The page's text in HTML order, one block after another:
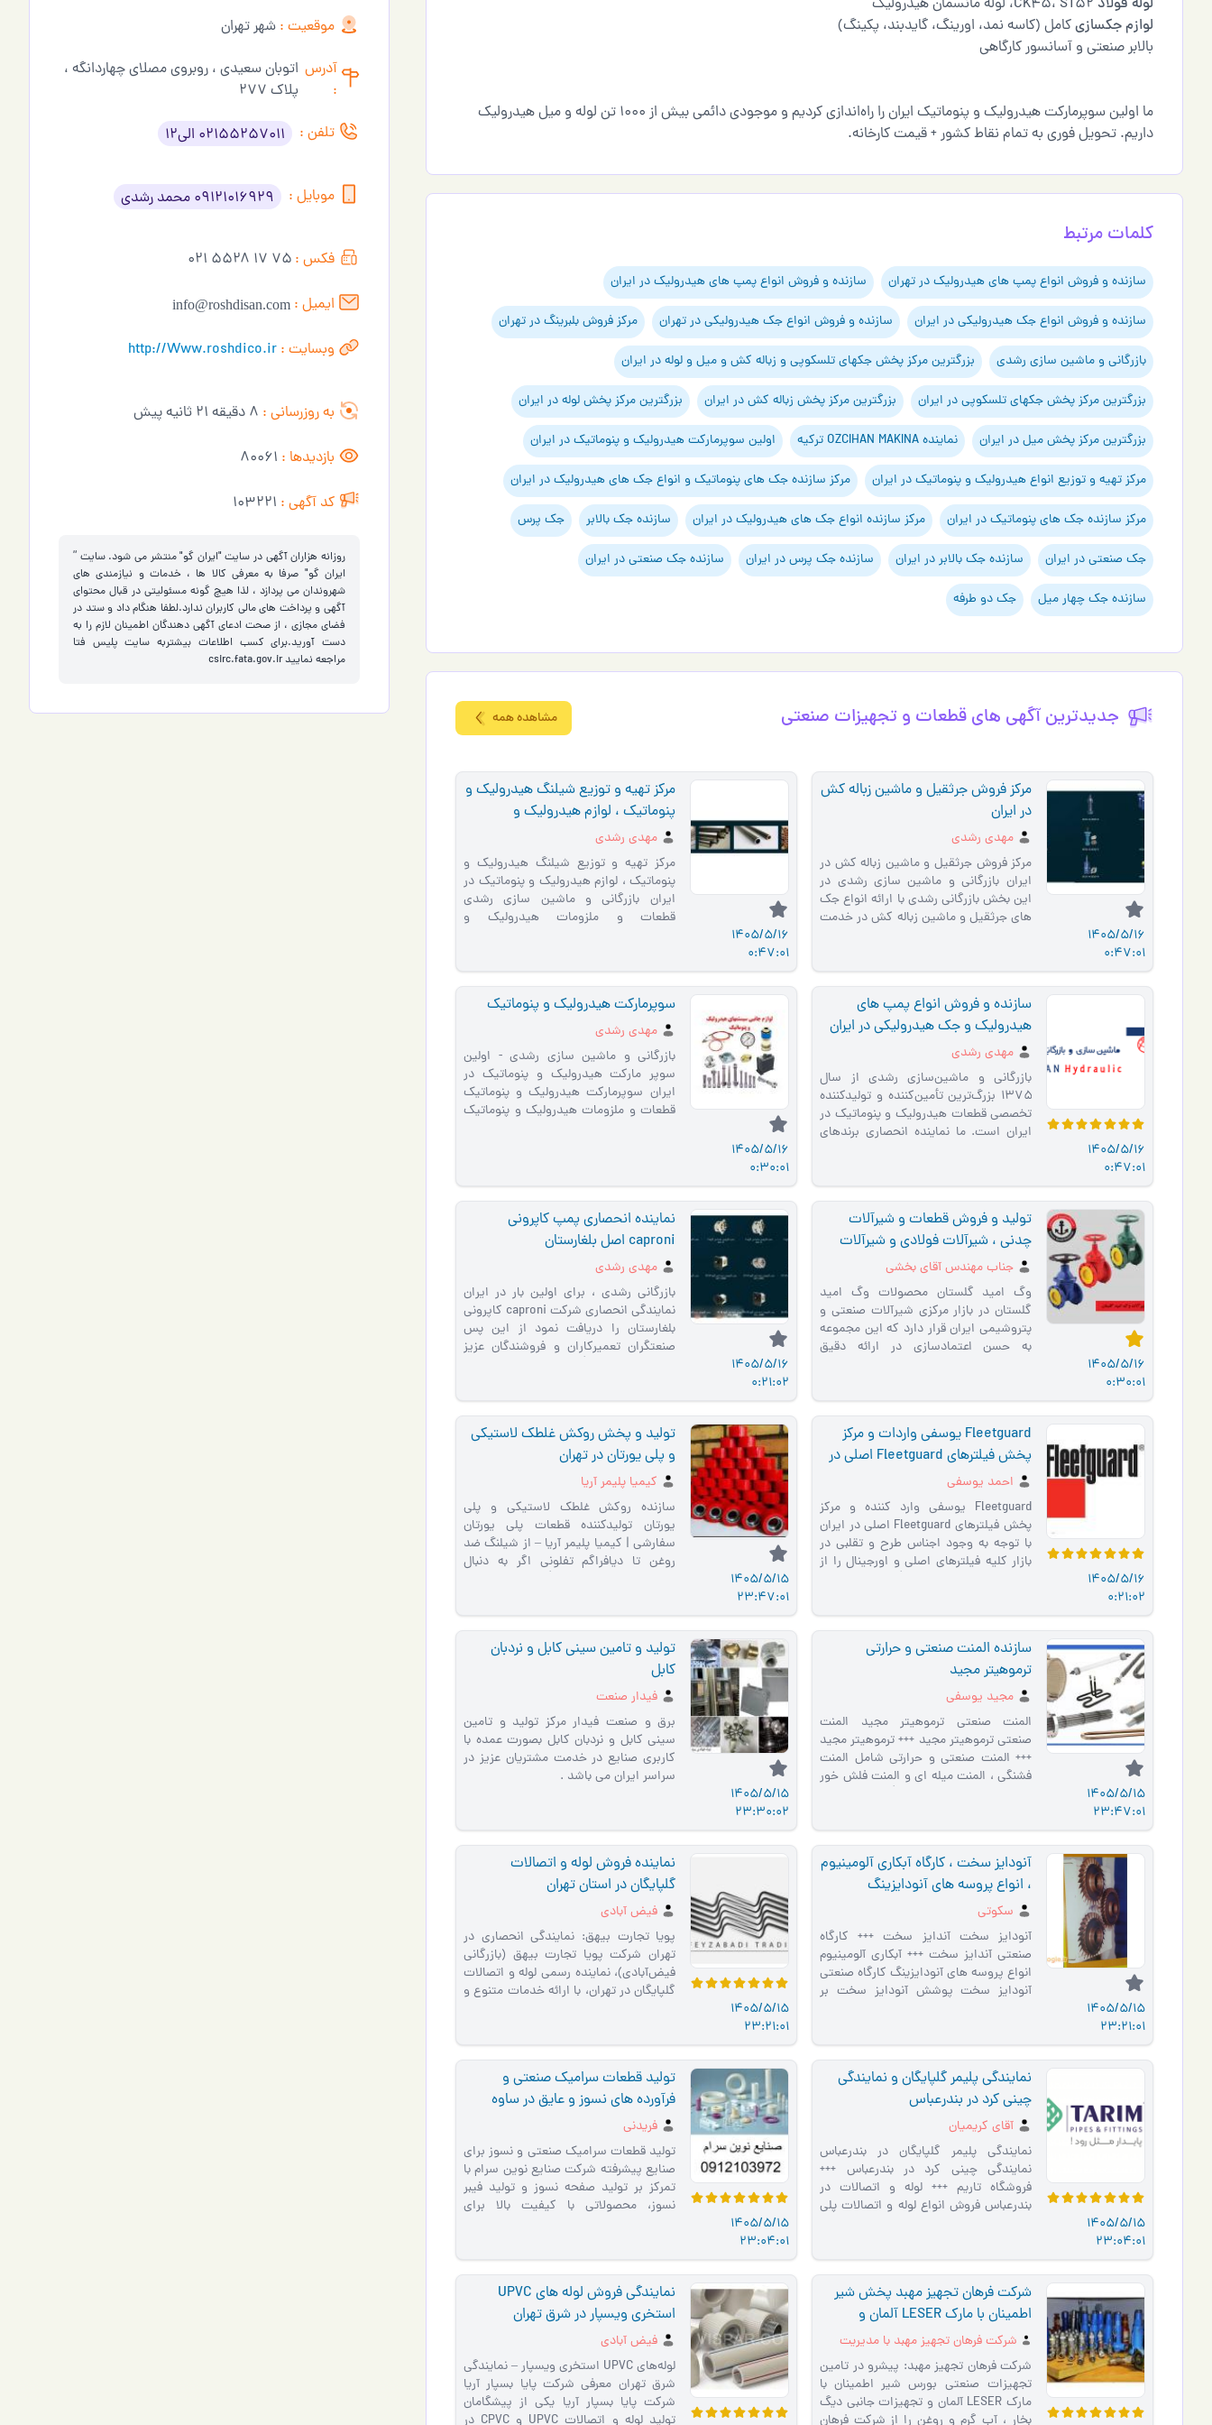
لوله فولاد
لوازم جکسازیکامل (کاسه نمد، اورینگ، گایدبند، پکینگ)
بالابر صنعتی و آسانسور کارگاهی
ما اولین سوپرمارکت هیدرولیک و پنوماتیک ایران را راه‌اندازی کردیم و موجودی دائمی بیش از ۱۰۰۰ تن لوله و میل هیدرولیک
داریم. تحویل فوری به تمام نقاط کشور + قیمت کارخانه.
کلمات مرتبط
سازنده و فروش انواع پمپ های هیدرولیک در تهران سازنده و فروش انواع پمپ های هیدرولیک در ایران
سازنده و فروش انواع جک هیدرولیکی در ایران سازنده و فروش انواع جک هیدرولیکی در تهران مرکز فروش بلبرینگ در تهران
بازرگانی و ماشین سازی رشدی بزرگترین مرکز پخش جکهای تلسکوپی و زباله کش و میل و لوله در ایران
بزرگترین مرکز پخش جکهای تلسکوپی در ایران بزرگترین مرکز پخش زباله کش در ایران بزرگترین مرکز پخش لوله در ایران
بزرگترین مرکز پخش میل در ایران نماینده OZCIHAN MAKINA ترکیه اولین سوپرمارکت هیدرولیک و پنوماتیک در ایران
مرکز تهیه و توزیع انواع هیدرولیک و پنوماتیک در ایران مرکز سازنده جک های پنوماتیک و انواع جک های هیدرولیک در ایران
مرکز سازنده جک های پنوماتیک در ایران مرکز سازنده انواع جک های هیدرولیک در ایران سازنده جک بالابر جک پرس
جک صنعتی در ایران سازنده جک بالابر در ایران سازنده جک پرس در ایران سازنده جک صنعتی در ایران
سازنده جک چهار میل جک دو طرفه
جدیدترین آگهی های قطعات و تجهیزات صنعتی مشاهده همه
1405/5/16
0:47:01
مرکز فروش جرثقیل و ماشین زباله کش
در ایران
مهدی رشدی
مرکز فروش جرثقیل و ماشین زباله کش در
ایران بازرگانی و ماشین سازی رشدی در
این بخش بازرگانی رشدی با ارائه انواع جک
های جرثقیل و ماشین زباله کش در خدمت
1405/5/16
0:47:01
مرکز تهیه و توزیع شیلنگ هیدرولیک و
پنوماتیک ، لوازم هیدرولیک و
پنوماتیک در ایران
مهدی رشدی
مرکز تهیه و توزیع شیلنگ هیدرولیک و
پنوماتیک ، لوازم هیدرولیک و پنوماتیک در
ایران بازرگانی و ماشین سازی رشدی
قطعات و ملزومات هیدرولیک و
1405/5/16
0:47:01
سازنده و فروش انواع پمپ های
هیدرولیک و جک هیدرولیکی در ایران
مهدی رشدی
بازرگانی و ماشین‌سازی رشدی از سال
۱۳۷۵ بزرگ‌ترین تأمین‌کننده و تولیدکننده
تخصصی قطعات هیدرولیک و پنوماتیک در
ایران است. ما نماینده انحصاری برندهای
1405/5/16
0:30:01
سوپرمارکت هیدرولیک و پنوماتیک
مهدی رشدی
بازرگانی و ماشین سازی رشدی - اولین
سوپر مارکت هیدرولیک و پنوماتیک در
ایران سوپرمارکت هیدرولیک و پنوماتیک
قطعات و ملزومات هیدرولیک و پنوماتیک
1405/5/16
0:30:01
تولید و فروش قطعات و شیرآلات
چدنی ، شیرآلات فولادی و شیرآلات
لاستیکی
جناب مهندس آقای بخشی
وگ امید گلستان محصولات وگ امید
گلستان در بازار مرکزی شیرآلات صنعتی و
پتروشیمی ایران قرار دارد که این مجموعه
به حسن اعتمادسازی در ارائه دقیق
1405/5/16
0:21:02
نماینده انحصاری پمپ کاپرونی
caproni اصل بلغارستان
مهدی رشدی
بازرگانی رشدی ، برای اولین بار در ایران
نمایندگی انحصاری شرکت caproni کاپرونی
بلغارستان را دریافت نمود از این پس
صنعتگران تعمیرکاران و فروشندگان عزیز
1405/5/16
0:21:02
Fleetguard یوسفی واردات و مرکز
پخش فیلترهای Fleetguard اصلی در
ایراناحمد یوسفی
Fleetguard یوسفی وارد کننده و مرکز
پخش فیلترهای Fleetguard اصلی در ایران
با توجه به وجود اجناس طرح و تقلبی در
بازار کلیه فیلترهای اصلی و اورجینال را از
1405/5/15
23:47:01
تولید و پخش روکش غلطک لاستیکی
و پلی یورتان در تهران
کیمیا پلیمر آریا
سازنده روکش غلطک لاستیکی و پلی
یورتان تولیدکننده قطعات پلی یورتان
سفارشی | کیمیا پلیمر آریا – از شیلنگ ضد
روغن تا دیافراگم تفلونی اگر به دنبال
1405/5/15
23:47:01
سازنده المنت صنعتی و حرارتی
ترموهیتر مجید
مجید یوسفی
المنت صنعتی ترموهیتر مجید المنت
صنعتی ترموهیتر مجید +++ ترموهیتر مجید
+++ المنت صنعتی و حرارتی شامل المنت
فشنگی ، المنت میله ای و المنت فلش خور
1405/5/15
23:30:02
تولید و تامین سینی کابل و نردبان
کابل
فیدار صنعت
برق و صنعت فیدار مرکز تولید و تامین
سینی کابل و نردبان کابل بصورت عمده با
کاربری صنایع در خدمت مشتریان عزیز در
سراسر ایران می باشد .
1405/5/15
23:21:01
آنودایز سخت ، کارگاه آبکاری آلومینیوم
، انواع پروسه های آنودایزینگ
سکوتی
آنودایز سخت آندایز سخت +++ کارگاه
صنعتی آندایز سخت +++ آبکاری آلومینیوم
انواع پروسه های آنودایزینگ کارگاه صنعتی
آنودایز سخت پوشش آنودایز سخت بر
1405/5/15
23:21:01
نماینده فروش لوله و اتصالات
گلپایگان در استان تهران
فیض آبادی
پویا تجارت بیهق: نمایندگی انحصاری در
تهران شرکت پویا تجارت بیهق (بازرگانی
فیض‌آبادی)، نماینده رسمی لوله و اتصالات
گلپایگان در تهران، با ارائه خدمات متنوع و
1405/5/15
23:04:01
نمایندگی پلیمر گلپایگان و نمایندگی
چینی کرد در بندرعباس
آقای کریمیان
نمایندگی پلیمر گلپایگان در بندرعباس
نمایندگی چینی کرد در بندرعباس +++
فروشگاه تاریم +++ لوله و اتصالات در
بندرعباس فروش انواع لوله و اتصالات پلی
1405/5/15
23:04:01
تولید قطعات سرامیک صنعتی و
فرآورده های نسوز و عایق در ساوه
فریدنی
تولید قطعات سرامیک صنعتی و نسوز برای
صنایع پیشرفته شرکت صنایع نوین سرام با
تمرکز بر تولید صفحه نسوز و تولید فیبر
نسوز، محصولاتی با کیفیت بالا برای
شرکت فرهان تجهیز مهبد پخش شیر
اطمینان با مارک LESER آلمان و
تجهیزات جانبی دیگ بخار ، آب گرم و
روغن
شرکت فرهان تجهیز مهبد با مدیریت
مهبد مصلحی
شرکت فرهان تجهیز مهبد: پیشرو در تامین
تجهیزات صنعتی بورس شیر اطمینان با
مارک LESER آلمان و تجهیزات جانبی دیگ
بخار ، آب گرم و روغن را از شرکت فرهان
نمایندگی فروش لوله های UPVC
استخری ویسپار در شرق تهران
فیض آبادی
لوله‌های UPVC استخری ویسپار – نمایندگی
شرق تهران معرفی شرکت پایا بسپار آریا
شرکت پایا بسپار آریا یکی از پیشگامان
تولید لوله و اتصالات UPVC و CPVC در
موقعیت : شهر تهران
آدرس
:
اتوبان سعیدی ، روبروی مصلای چهاردانگه ،
پلاک ۲۷۷
تلفن :
02155257011 الی12
موبایل : ۰۹۱۲۱۰۱۶۹۲۹ محمد رشدی
فکس : ۷۵ ۱۷ ۵۵۲۸ ۰۲۱
ایمیل : info@roshdisan.com
وبسایت : http://Www.roshdico.ir
به روزرسانی : 8 دقیقه 21 ثانیه پیش
بازدیدها : 80061
کد آگهی : 103221
روزانه هزاران آگهی در سایت "ایران گو" منتشر می شود. سایت ”
ایران گو" صرفا به معرفی کالا ها ، خدمات و نیازمندی های
شهروندان می پردازد ، لذا هیچ گونه مسئولیتی در قبال محتوای
آگهی و پرداخت های مالی کاربران ندارد.لطفا هنگام داد و ستد در
فضای مجازی ، از صحت ادعای آگهی دهندگان اطمینان لازم را به
دست آورید.برای کسب اطلاعات بیشتربه سایت پلیس فتا
مراجعه نماییدcsirc.fata.gov.ir